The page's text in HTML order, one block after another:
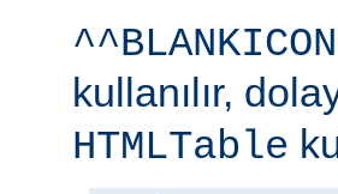
kullanılır,
HTMLTable